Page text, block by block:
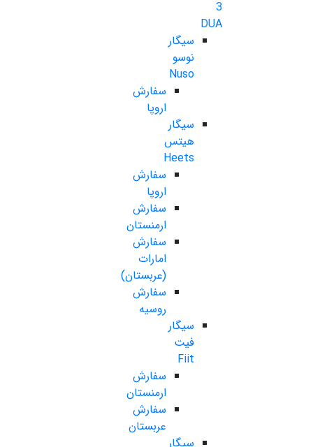
DUA
سیگار
نوسو
Nuso
سفارش
اروپا
سیگار
هیتس
Heets
سفارش
اروپا
سفارش
ارمنستان
سفارش
امارات
(عربستان)
سفارش
روسیه
سیگار
فیت
Fiit
سفارش
ارمنستان
سفارش
عربستان
سیگار